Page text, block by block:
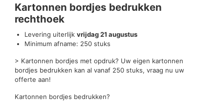
Kartonnen bordjes bedrukken
rechthoek
Levering uiterlijk vrijdag 21 augustus
Minimum afname: 250 stuks
> Kartonnen bordjes met opdruk? Uw eigen kartonnen
bordjes bedrukken kan al vanaf 250 stuks, vraag nu uw
offerte aan!
Kartonnen bordjes bedrukken?